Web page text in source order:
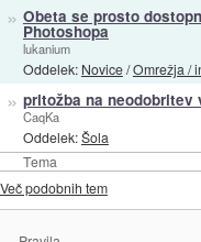
Tema
» Obeta se prosto
Photoshopa
lukanium
Oddelek: Novice/Omrežja /
» pritožba na
CaqKa
Oddelek:Šola
Več podobnih tem